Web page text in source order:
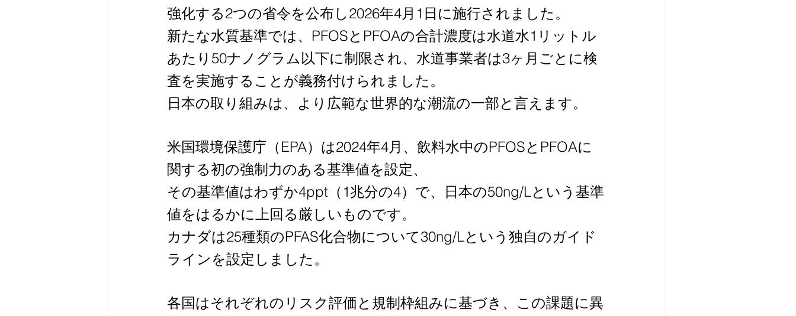
強化する2つの省令を公布し2026年4月1日に施行されました。
新たな水質基準では、PFOSとPFOAの合計濃度は水道水1リットル
あたり50ナノグラム以下に制限され、水道事業者は3ヶ月ごとに検
査を実施することが義務付けられました。
日本の取り組みは、より広範な世界的な潮流の一部と言えます。
米国環境保護庁（EPA）は2024年4月、飲料水中のPFOSとPFOAに
関する初の強制力のある基準値を設定、
その基準値はわずか4ppt（1兆分の4）で、日本の50ng/Lという基準
値をはるかに上回る厳しいものです。
カナダは25種類のPFAS化合物について30ng/Lという独自のガイド
ラインを設定しました。
各国はそれぞれのリスク評価と規制枠組みに基づき、この課題に異